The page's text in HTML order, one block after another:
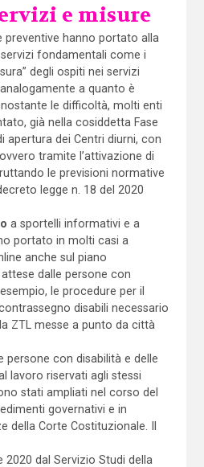
e misure
preventive hanno portato alla
fondamentali come i
degli ospiti nei servizi
a quanto è
le difficoltà, molti enti
già nella cosiddetta Fase
apertura dei Centri diurni, con
tramite l’attivazione di
le previsioni normative
legge n. 18 del 2020
a sportelli informativi e a
portato in molti casi a
anche sul piano
dalle persone con
le procedure per il
disabili necessario
ZTL messe a punto da città
persone con disabilità e delle
lavoro riservati agli stessi
stati ampliati nel corso del
governativi e in
della Corte Costituzionale. Il
dal Servizio Studi della